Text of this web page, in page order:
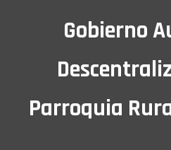
Gobierno
Parroquia